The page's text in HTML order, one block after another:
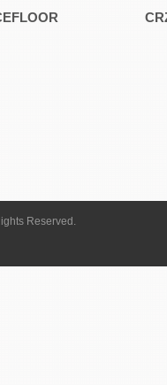
Reserved.